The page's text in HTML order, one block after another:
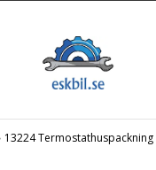
13224 Termostathuspackning